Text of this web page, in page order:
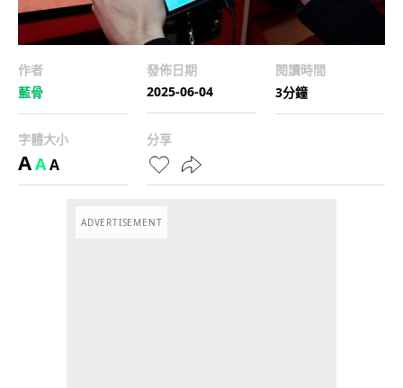
作者
藍骨
發佈日期
2025-06-04
閱讀時間
3分鐘
字體大小
AAA
分享
ADVERTISEMENT